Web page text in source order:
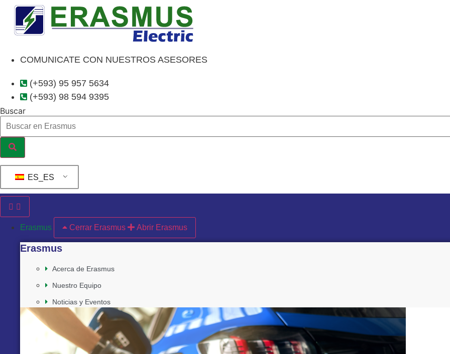
contenido
COMUNICATE CON NUESTROS ASESORES
(+593) 95 957 5634
(+593) 98 594 9395
Buscar
ES_ES
Erasmus Cerrar Erasmus Abrir Erasmus
Erasmus
Acerca de Erasmus
Nuestro Equipo
Noticias y Eventos